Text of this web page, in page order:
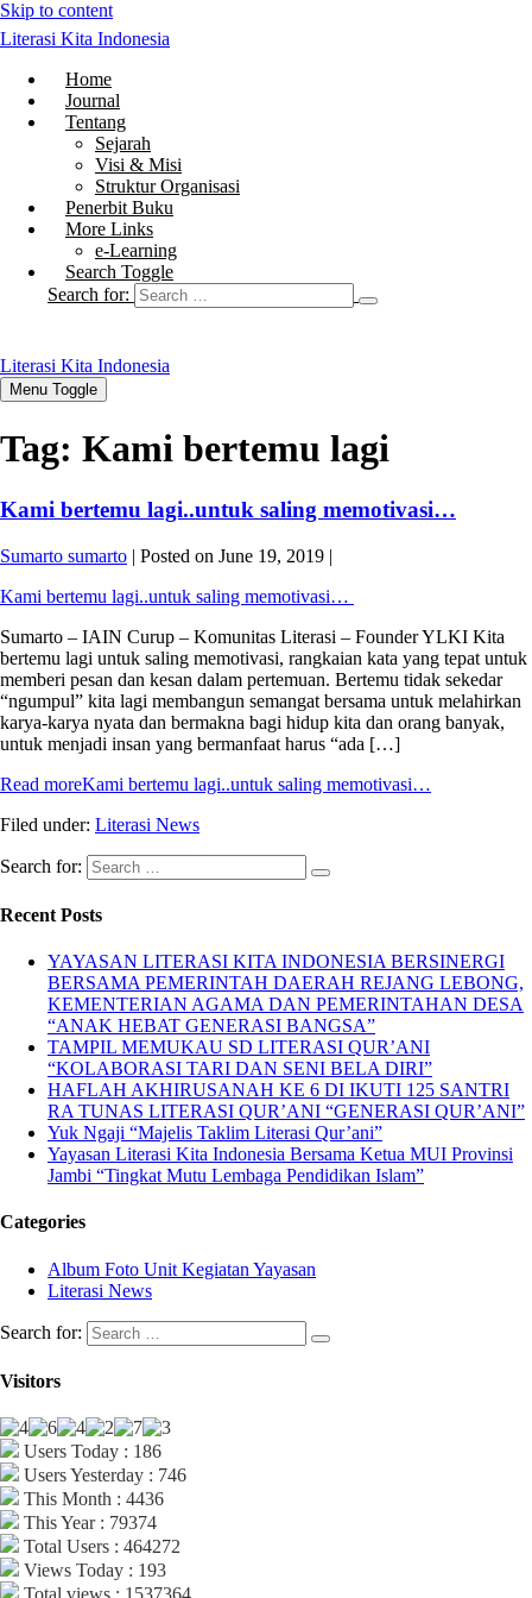
Skip to content
Literasi Kita Indonesia
Home
Journal
Tentang
Sejarah
Visi & Misi
Struktur Organisasi
Penerbit Buku
More Links
e-Learning
Search Toggle
Search for:
Literasi Kita Indonesia
Menu Toggle
Tag: Kami bertemu lagi
Kami bertemu lagi..untuk saling memotivasi…
Sumarto sumarto | Posted on June 19, 2019 |
Kami bertemu lagi..untuk saling memotivasi…
Sumarto – IAIN Curup – Komunitas Literasi – Founder YLKI Kita
bertemu lagi untuk saling memotivasi, rangkaian kata yang tepat untuk
memberi pesan dan kesan dalam pertemuan. Bertemu tidak sekedar
“ngumpul” kita lagi membangun semangat bersama untuk melahirkan
karya-karya nyata dan bermakna bagi hidup kita dan orang banyak,
untuk menjadi insan yang bermanfaat harus “ada […]
Read moreKami bertemu lagi..untuk saling memotivasi…
Filed under: Literasi News
Search for:
Recent Posts
YAYASAN LITERASI KITA INDONESIA BERSINERGI
BERSAMA PEMERINTAH DAERAH REJANG LEBONG,
KEMENTERIAN AGAMA DAN PEMERINTAHAN DESA
“ANAK HEBAT GENERASI BANGSA”
TAMPIL MEMUKAU SD LITERASI QUR’ANI
“KOLABORASI TARI DAN SENI BELA DIRI”
HAFLAH AKHIRUSANAH KE 6 DI IKUTI 125 SANTRI
RA TUNAS LITERASI QUR’ANI “GENERASI QUR’ANI”
Yuk Ngaji “Majelis Taklim Literasi Qur’ani”
Yayasan Literasi Kita Indonesia Bersama Ketua MUI Provinsi
Jambi “Tingkat Mutu Lembaga Pendidikan Islam”
Categories
Album Foto Unit Kegiatan Yayasan
Literasi News
Search for:
Visitors
Users Today : 186
Users Yesterday : 746
This Month : 4436
This Year : 79374
Total Users : 464272
Views Today : 193